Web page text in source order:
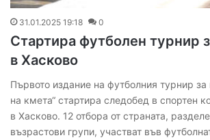
31.01.2025 19:18 0
Стартира футболен турнир
в Хасково
Първото издание на футболния турнир за
на кмета“ стартира следобед в спортен
в Хасково. 12 отбора от страната,
възрастови групи, участват във